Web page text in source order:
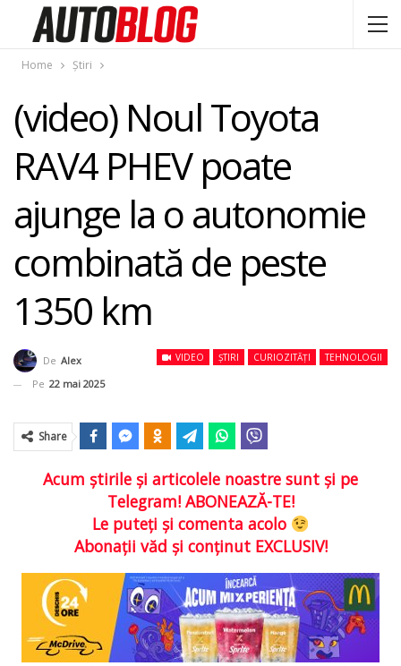
Home Știri
(video) Noul Toyota
RAV4 PHEV poate
ajunge la o autonomie
combinată de peste
1350 km
VIDEO ȘTIRI CURIOZITĂȚI TEHNOLOGII
De Alex
Pe 22 mai 2025
Share
Acum ştirile şi articolele noastre sunt şi pe
Telegram! ABONEAZĂ-TE!
Le puteţi şi comenta acolo
Abonaţii văd şi conţinut EXCLUSIV!